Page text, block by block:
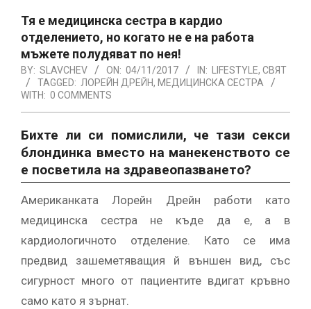
Тя е медицинска сестра в кардио
отделението, но когато не е на работа
мъжете полудяват по нея!
BY: SLAVCHEV ON: 04/11/2017 IN: LIFESTYLE, СВЯТ
TAGGED: ЛОРЕЙН ДРЕЙН, МЕДИЦИНСКА СЕСТРА
WITH: 0 COMMENTS
Бихте ли си помислили, че тази секси
блондинка вместо на манекенството се
е посветила на здравеопазването?
Американката Лорейн Дрейн работи като
медицинска сестра не къде да е, а в
кардиологичното отделение. Като се има
предвид зашеметяващия й външен вид, със
сигурност много от пациентите вдигат кръвно
само като я зърнат.